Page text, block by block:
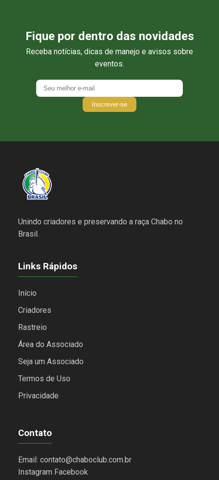
Fique por dentro das novidades
Receba notícias, dicas de manejo e avisos sobre
eventos.
Inscrever-se
Unindo criadores e preservando a raça Chabo no
Brasil.
Links Rápidos
Início
Criadores
Rastreio
Área do Associado
Seja um Associado
Termos de Uso
Privacidade
Contato
Email: contato@chaboclub.com.br
Instagram Facebook